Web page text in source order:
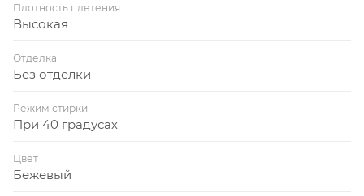
Плотность плетения
Высокая
Отделка
Без отделки
Режим стирки
При 40 градусах
Цвет
Бежевый